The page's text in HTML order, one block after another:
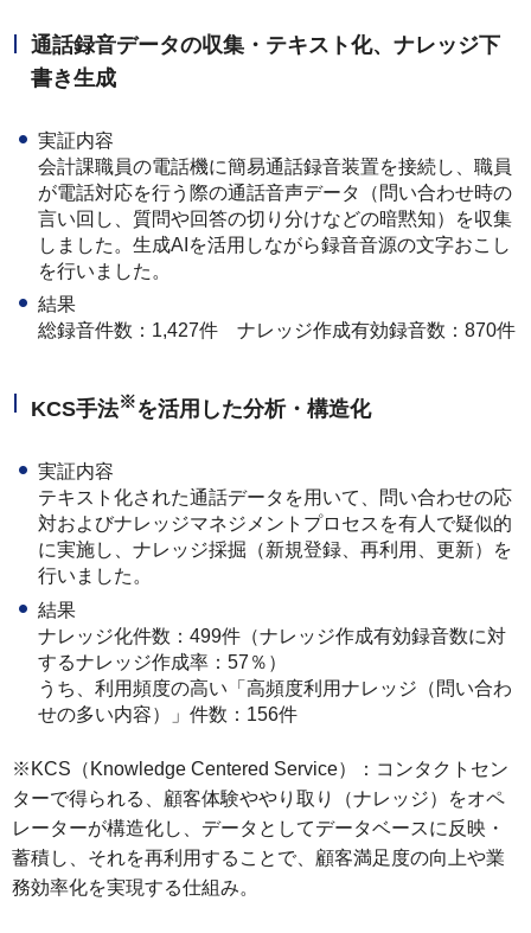
通話録音データの収集・テキスト化、ナレッジ下
書き生成
実証内容
会計課職員の電話機に簡易通話録音装置を接続し、職員
が電話対応を行う際の通話音声データ（問い合わせ時の
言い回し、質問や回答の切り分けなどの暗黙知）を収集
しました。生成AIを活用しながら録音音源の文字おこし
を行いました。
結果
総録音件数：1,427件 ナレッジ作成有効録音数：870件
KCS手法※を活用した分析・構造化
実証内容
テキスト化された通話データを用いて、問い合わせの応
対およびナレッジマネジメントプロセスを有人で疑似的
に実施し、ナレッジ採掘（新規登録、再利用、更新）を
行いました。
結果
ナレッジ化件数：499件（ナレッジ作成有効録音数に対
するナレッジ作成率：57％）
うち、利用頻度の高い「高頻度利用ナレッジ（問い合わ
せの多い内容）」件数：156件
※KCS（Knowledge Centered Service）：コンタクトセン
ターで得られる、顧客体験ややり取り（ナレッジ）をオペ
レーターが構造化し、データとしてデータベースに反映・
蓄積し、それを再利用することで、顧客満足度の向上や業
務効率化を実現する仕組み。